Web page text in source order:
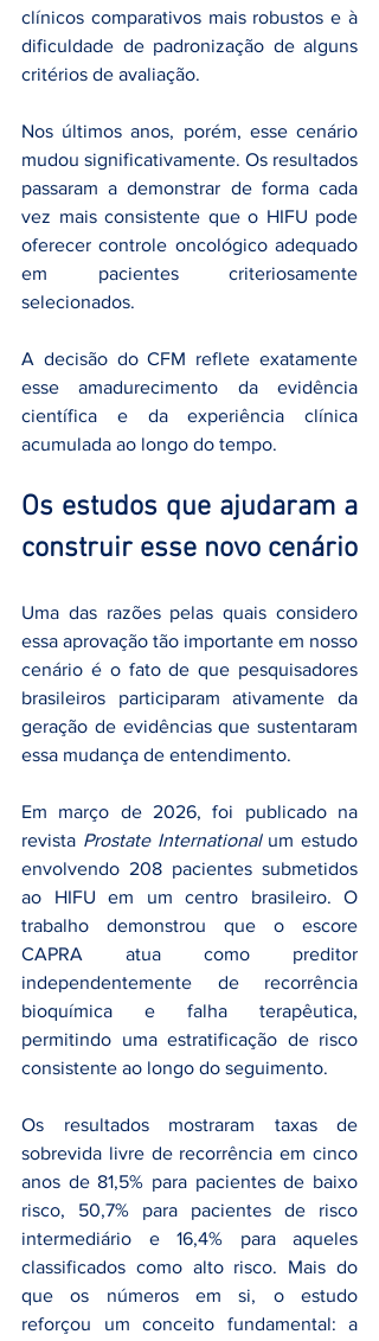
clínicos comparativos mais robustos e à
dificuldade de padronização de alguns
critérios de avaliação.
Nos últimos anos, porém, esse cenário
mudou significativamente. Os resultados
passaram a demonstrar de forma cada
vez mais consistente que o HIFU pode
oferecer controle oncológico adequado
em pacientes criteriosamente
selecionados.
A decisão do CFM reflete exatamente
esse amadurecimento da evidência
científica e da experiência clínica
acumulada ao longo do tempo.
Os estudos que ajudaram a
construir esse novo cenário
Uma das razões pelas quais considero
essa aprovação tão importante em nosso
cenário é o fato de que pesquisadores
brasileiros participaram ativamente da
geração de evidências que sustentaram
essa mudança de entendimento.
Em março de 2026, foi publicado na
revista Prostate International um estudo
envolvendo 208 pacientes submetidos
ao HIFU em um centro brasileiro. O
trabalho demonstrou que o escore
CAPRA atua como preditor
independentemente de recorrência
bioquímica e falha terapêutica,
permitindo uma estratificação de risco
consistente ao longo do seguimento.
Os resultados mostraram taxas de
sobrevida livre de recorrência em cinco
anos de 81,5% para pacientes de baixo
risco, 50,7% para pacientes de risco
intermediário e 16,4% para aqueles
classificados como alto risco. Mais do
que os números em si, o estudo
reforçou um conceito fundamental: a